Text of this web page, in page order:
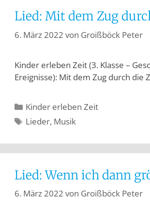
Lied: Mit dem Zug
6. März 2022 von Groißböck Peter
Kinder erleben Zeit (3. Klasse –
Ereignisse): Mit dem Zug durch die
Kinder erleben Zeit
Lieder, Musik
Lied: Wenn ich dann
6. März 2022 von Groißböck Peter